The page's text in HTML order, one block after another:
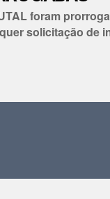
foram
solicitação de